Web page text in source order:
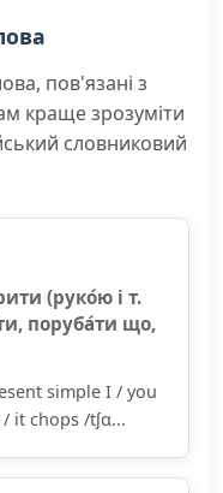
пов'язані з
краще зрозуміти
словниковий
(руко́ю і т.
поруба́ти що,
simple I / you
it chops /tʃɑ...